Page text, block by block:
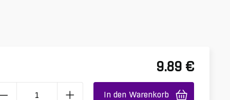
9.89 €
In den Warenkorb